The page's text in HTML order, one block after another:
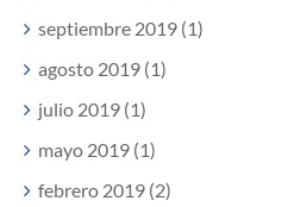
septiembre 2019 (1)
agosto 2019 (1)
julio 2019 (1)
mayo 2019 (1)
febrero 2019 (2)